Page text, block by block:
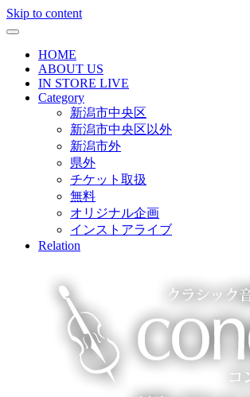
Skip to content
HOME
ABOUT US
IN STORE LIVE
Category
新潟市中央区
新潟市中央区以外
新潟市外
県外
チケット取扱
無料
オリジナル企画
インストアライブ
Relation